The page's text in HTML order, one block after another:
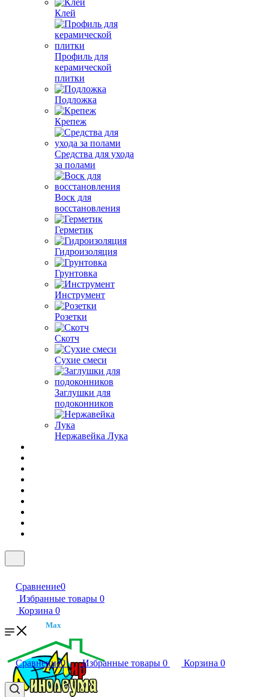
Клей
Профиль для
керамической
плитки
Подложка
Крепеж
Средства для ухода
за полами
Воск для
восстановления
Герметик
Гидроизоляция
Грунтовка
Инструмент
Розетки
Скотч
Сухие смеси
Заглушки для
подоконников
Нержавейка Лука
Сравнение0
Избранные товары 0
Корзина 0
Max
Сравнение0 Избранные товары 0 Корзина 0